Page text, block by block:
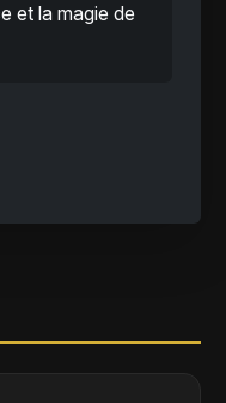
et la magie de